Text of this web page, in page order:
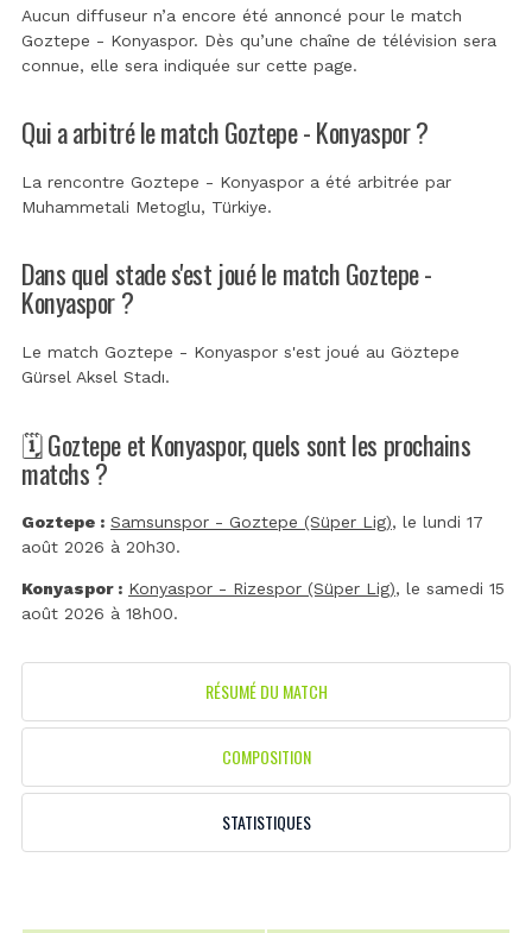
Aucun diffuseur n’a encore été annoncé pour le match
Goztepe - Konyaspor. Dès qu’une chaîne de télévision sera
connue, elle sera indiquée sur cette page.
Qui a arbitré le match Goztepe - Konyaspor ?
La rencontre Goztepe - Konyaspor a été arbitrée par
Muhammetali Metoglu, Türkiye.
Dans quel stade s'est joué le match Goztepe -
Konyaspor ?
Le match Goztepe - Konyaspor s'est joué au Göztepe
Gürsel Aksel Stadı.
🗓️ Goztepe et Konyaspor, quels sont les prochains
matchs ?
Goztepe : Samsunspor - Goztepe (Süper Lig), le lundi 17
août 2026 à 20h30.
Konyaspor : Konyaspor - Rizespor (Süper Lig), le samedi 15
août 2026 à 18h00.
RÉSUMÉ DU MATCH
COMPOSITION
STATISTIQUES